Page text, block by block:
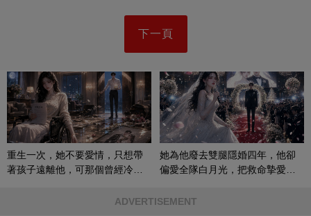
下一頁
重生一次，她不要愛情，只想帶
著孩子遠離他，可那個曾經冷漠
她為他廢去雙腿隱婚四年，他卻
偏愛全隊白月光，把救命摯愛當
ADVERTISEMENT